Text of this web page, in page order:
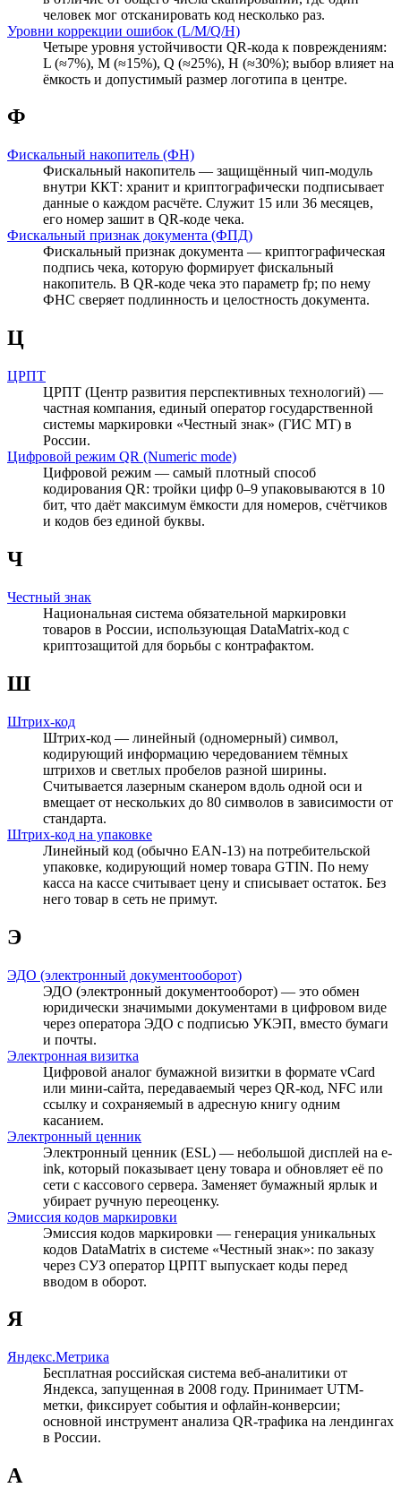
человек мог отсканировать код несколько раз.
Уровни коррекции ошибок (L/M/Q/H)
Четыре уровня устойчивости QR-кода к повреждениям:
L (≈7%), M (≈15%), Q (≈25%), H (≈30%); выбор влияет на
ёмкость и допустимый размер логотипа в центре.
Ф
Фискальный накопитель (ФН)
Фискальный накопитель — защищённый чип-модуль
внутри ККТ: хранит и криптографически подписывает
данные о каждом расчёте. Служит 15 или 36 месяцев,
его номер зашит в QR-коде чека.
Фискальный признак документа (ФПД)
Фискальный признак документа — криптографическая
подпись чека, которую формирует фискальный
накопитель. В QR-коде чека это параметр fp; по нему
ФНС сверяет подлинность и целостность документа.
Ц
ЦРПТ
ЦРПТ (Центр развития перспективных технологий) —
частная компания, единый оператор государственной
системы маркировки «Честный знак» (ГИС МТ) в
России.
Цифровой режим QR (Numeric mode)
Цифровой режим — самый плотный способ
кодирования QR: тройки цифр 0–9 упаковываются в 10
бит, что даёт максимум ёмкости для номеров, счётчиков
и кодов без единой буквы.
Ч
Честный знак
Национальная система обязательной маркировки
товаров в России, использующая DataMatrix-код с
криптозащитой для борьбы с контрафактом.
Ш
Штрих-код
Штрих-код — линейный (одномерный) символ,
кодирующий информацию чередованием тёмных
штрихов и светлых пробелов разной ширины.
Считывается лазерным сканером вдоль одной оси и
вмещает от нескольких до 80 символов в зависимости от
стандарта.
Штрих-код на упаковке
Линейный код (обычно EAN-13) на потребительской
упаковке, кодирующий номер товара GTIN. По нему
касса на кассе считывает цену и списывает остаток. Без
него товар в сеть не примут.
Э
ЭДО (электронный документооборот)
ЭДО (электронный документооборот) — это обмен
юридически значимыми документами в цифровом виде
через оператора ЭДО с подписью УКЭП, вместо бумаги
и почты.
Электронная визитка
Цифровой аналог бумажной визитки в формате vCard
или мини-сайта, передаваемый через QR-код, NFC или
ссылку и сохраняемый в адресную книгу одним
касанием.
Электронный ценник
Электронный ценник (ESL) — небольшой дисплей на e-
ink, который показывает цену товара и обновляет её по
сети с кассового сервера. Заменяет бумажный ярлык и
убирает ручную переоценку.
Эмиссия кодов маркировки
Эмиссия кодов маркировки — генерация уникальных
кодов DataMatrix в системе «Честный знак»: по заказу
через СУЗ оператор ЦРПТ выпускает коды перед
вводом в оборот.
Я
Яндекс.Метрика
Бесплатная российская система веб-аналитики от
Яндекса, запущенная в 2008 году. Принимает UTM-
метки, фиксирует события и офлайн-конверсии;
основной инструмент анализа QR-трафика на лендингах
в России.
A